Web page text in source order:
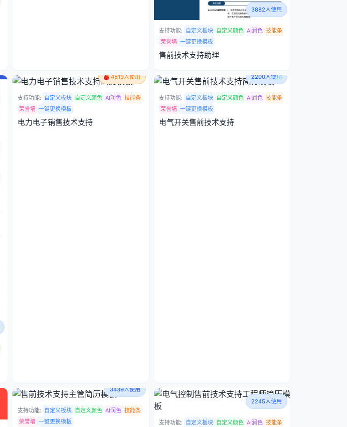
3882人使用
支持功能: 自定义板块 自定义颜色 AI润色 技能条
荣誉墙 一键更换模板
售前技术支持助理
4519人使用
支持功能: 自定义板块 自定义颜色 AI润色 技能条
荣誉墙 一键更换模板
电力电子销售技术支持
2200人使用
支持功能: 自定义板块 自定义颜色 AI润色 技能条
荣誉墙 一键更换模板
电气开关售前技术支持
3439人使用
支持功能: 自定义板块 自定义颜色 AI润色 技能条
荣誉墙 一键更换模板
2245人使用
支持功能: 自定义板块 自定义颜色 AI润色 技能条